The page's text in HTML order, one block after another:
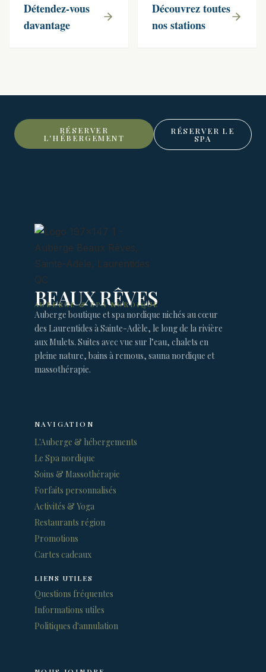
Détendez-vous
davantage
Découvrez toutes
nos stations
RÉSERVER
L'HÉBERGEMENT
RÉSERVER LE
SPA
BEAUX RÊVES
AUBERGE & SPA NORDIQUE
Auberge boutique et spa nordique nichés au cœur
des Laurentides à Sainte-Adèle, le long de la rivière
aux Mulets. Suites avec vue sur l’eau, chalets en
pleine nature, bains à remous, sauna nordique et
massothérapie.
NAVIGATION
L'Auberge & hébergements
Le Spa nordique
Soins & Massothérapie
Forfaits personnalisés
Activités & Yoga
Restaurants région
Promotions
Cartes cadeaux
LIENS UTILES
Questions fréquentes
Informations utiles
Politiques d'annulation